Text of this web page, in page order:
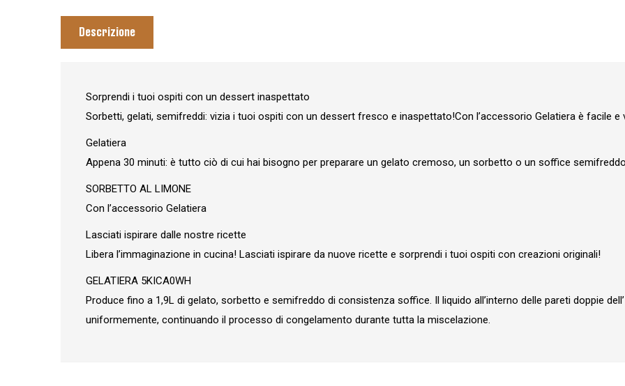
Descrizione
Sorprendi i tuoi ospiti con un dessert inaspettato
Sorbetti, gelati, semifreddi: vizia i tuoi ospiti con un dessert fresco e inaspettato!Con l’accessorio Gelatiera è facile e
Gelatiera
Appena 30 minuti: è tutto ciò di cui hai bisogno per preparare un gelato cremoso, un sorbetto o un soffice
SORBETTO AL LIMONE
Con l’accessorio Gelatiera
Lasciati ispirare dalle nostre ricette
Libera l’immaginazione in cucina! Lasciati ispirare da nuove ricette e sorprendi i tuoi ospiti con creazioni originali!
GELATIERA 5KICA0WH
Produce fino a 1,9L di gelato, sorbetto e semifreddo di consistenza soffice. Il liquido all’interno delle pareti doppie
uniformemente, continuando il processo di congelamento durante tutta la miscelazione.